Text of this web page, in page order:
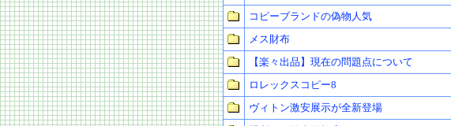
コピーブランドの偽物人気
メス財布
【楽々出品】現在の問題点について
ロレックスコピー8
ヴィトン激安展示が全新登場